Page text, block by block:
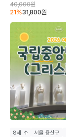
40,000원
21%31,800원
8세 ↑ 서울 용산구